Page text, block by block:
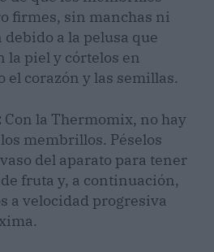
firmes, sin manchas ni
a la pelusa que
la piel y córtelos en
corazón y las semillas.
Con la Thermomix, no hay
membrillos. Péselos
del aparato para tener
fruta y, a continuación,
a velocidad progresiva